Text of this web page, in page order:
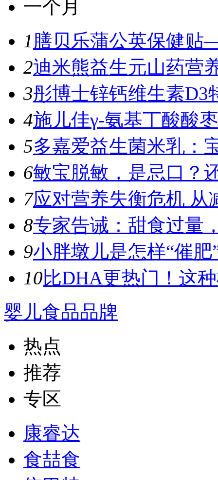
一个月
1 膳贝乐蒲公英保健
2迪米熊益生元山药营
3彤博士锌钙维生素
4施儿佳γ-氨基丁酸酸
5多嘉爱益生菌米乳：
6敏宝脱敏，是忌口？
7应对营养失衡危机 从
8专家告诫：甜食过量
9小胖墩儿是怎样“催
10比DHA更热门！这
婴儿食品品牌
热点
推荐
专区
康睿达
食喆食